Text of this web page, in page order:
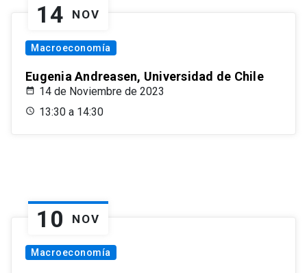
14 NOV
Macroeconomía
Eugenia Andreasen, Universidad de Chile
14 de Noviembre de 2023
13:30 a 14:30
10 NOV
Macroeconomía